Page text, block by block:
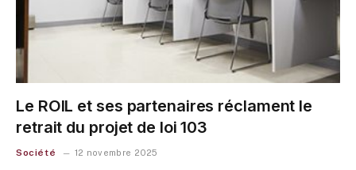
Le ROIL et ses partenaires réclament le
retrait du projet de loi 103
Société 12 novembre 2025